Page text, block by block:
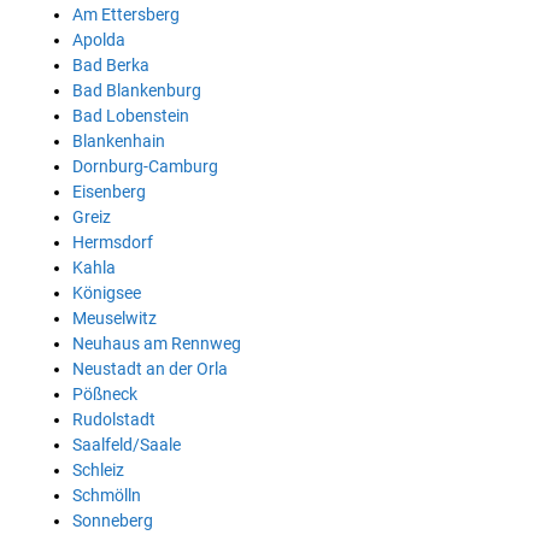
Am Ettersberg
Apolda
Bad Berka
Bad Blankenburg
Bad Lobenstein
Blankenhain
Dornburg-Camburg
Eisenberg
Greiz
Hermsdorf
Kahla
Königsee
Meuselwitz
Neuhaus am Rennweg
Neustadt an der Orla
Pößneck
Rudolstadt
Saalfeld/Saale
Schleiz
Schmölln
Sonneberg